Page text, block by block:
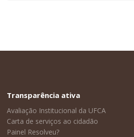
Transparência ativa
Avaliação Institucional da UFCA
Carta de serviços ao cidadão
Painel Resolveu?